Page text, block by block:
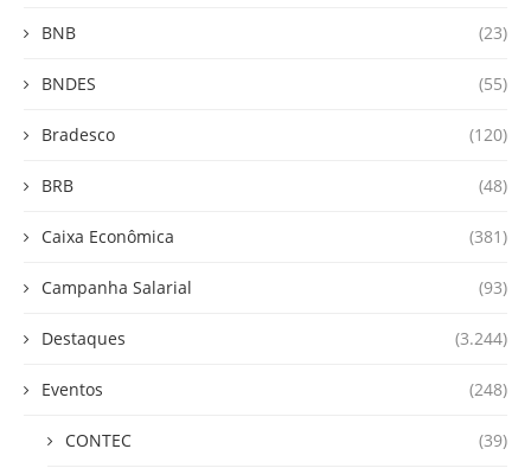
BNB (23)
BNDES (55)
Bradesco (120)
BRB (48)
Caixa Econômica (381)
Campanha Salarial (93)
Destaques (3.244)
Eventos (248)
CONTEC (39)